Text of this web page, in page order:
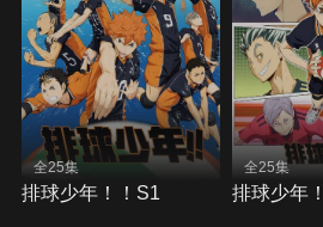
全25集
排球少年！！S1
全25集
排球少年